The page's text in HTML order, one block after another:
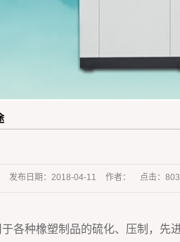
发布日期： 2018-04-11 作者： 点击： 803
各种橡塑制品的硫化、压制，先